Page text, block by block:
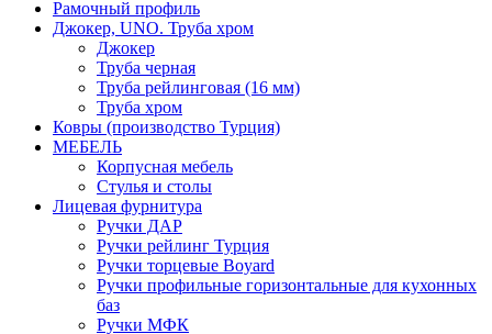
Рамочный профиль
Джокер, UNO. Труба хром
Джокер
Труба черная
Труба рейлинговая (16 мм)
Труба хром
Ковры (производство Турция)
МЕБЕЛЬ
Корпусная мебель
Стулья и столы
Лицевая фурнитура
Ручки ДАР
Ручки рейлинг Турция
Ручки торцевые Boyard
Ручки профильные горизонтальные для кухонных
баз
Ручки МФК